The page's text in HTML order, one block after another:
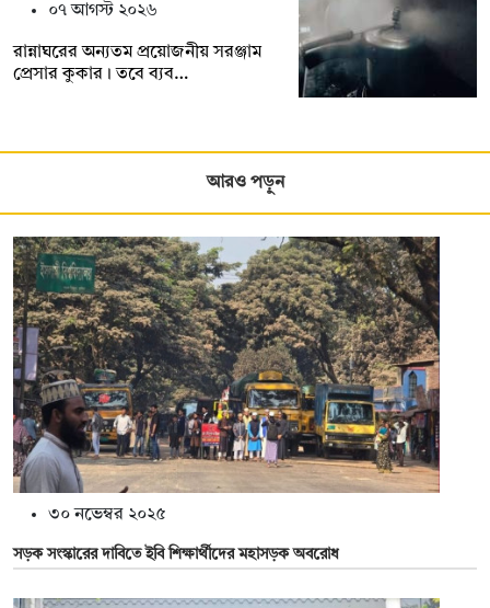
০৭ আগস্ট ২০২৬
রান্নাঘরের অন্যতম প্রয়োজনীয় সরঞ্জাম
প্রেসার কুকার। তবে ব্যব…
আরও পড়ুন
৩০ নভেম্বর ২০২৫
সড়ক সংস্কারের দাবিতে ইবি শিক্ষার্থীদের মহাসড়ক অবরোধ